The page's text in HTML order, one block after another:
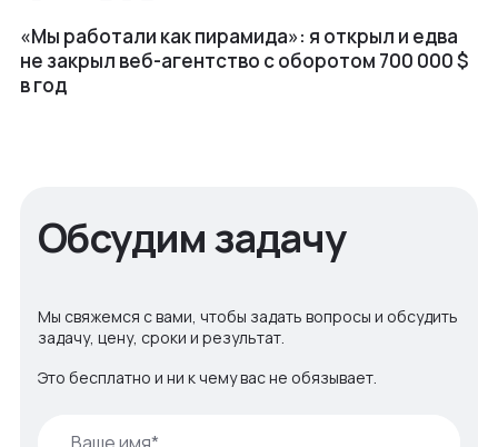
«Мы работали как пирамида»: я открыл и едва
не закрыл веб⁠-⁠агентство с оборотом 700 000 $
в год
Обсудим задачу
Мы свяжемся с вами, чтобы задать вопросы и обсудить
задачу, цену, сроки и результат.
Это бесплатно и ни к чему вас не обязывает.